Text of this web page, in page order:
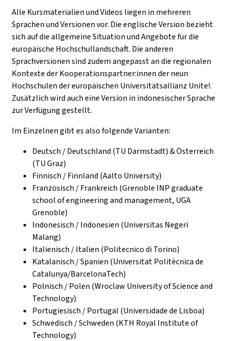
Alle Kursmaterialien und Videos liegen in mehreren
Sprachen und Versionen vor. Die englische Version bezieht
sich auf die allgemeine Situation und Angebote für die
europäische Hochschullandschaft. Die anderen
Sprachversionen sind zudem angepasst an die regionalen
Kontexte der Kooperationspartner:innen der neun
Hochschulen der europäischen Universitätsallianz Unite!.
Zusätzlich wird auch eine Version in indonesischer Sprache
zur Verfügung gestellt.
Im Einzelnen gibt es also folgende Varianten:
Deutsch / Deutschland (TU Darmstadt) & Österreich
(TU Graz)
Finnisch / Finnland (Aalto University)
Französisch / Frankreich (Grenoble INP graduate
school of engineering and management, UGA
Grenoble)
Indonesisch / Indonesien (Universitas Negeri
Malang)
Italienisch / Italien (Politecnico di Torino)
Katalanisch / Spanien (Universitat Politècnica de
Catalunya/BarcelonaTech)
Polnisch / Polen (Wroclaw University of Science and
Technology)
Portugiesisch / Portugal (Universidade de Lisboa)
Schwedisch / Schweden (KTH Royal Institute of
Technology)